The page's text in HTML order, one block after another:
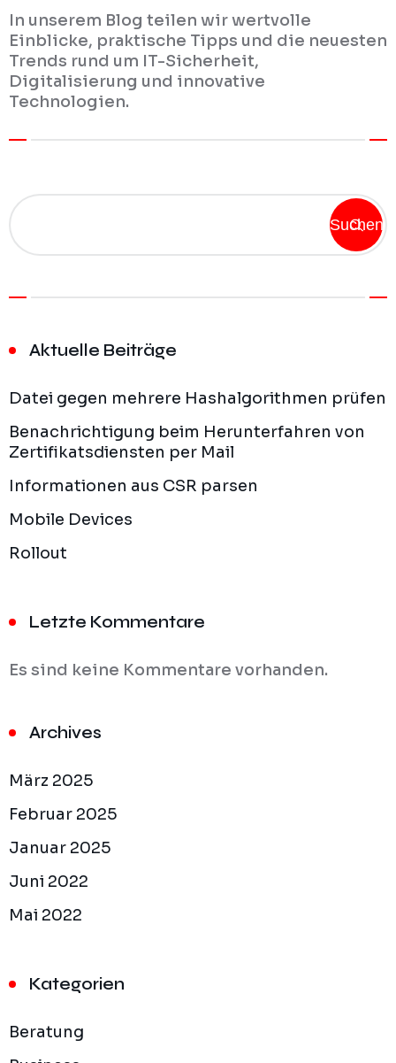
In unserem Blog teilen wir wertvolle
Einblicke, praktische Tipps und die neuesten
Trends rund um IT-Sicherheit,
Digitalisierung und innovative
Technologien.
Suchen
Aktuelle Beiträge
Datei gegen mehrere Hashalgorithmen prüfen
Benachrichtigung beim Herunterfahren von
Zertifikatsdiensten per Mail
Informationen aus CSR parsen
Mobile Devices
Rollout
Letzte Kommentare
Es sind keine Kommentare vorhanden.
Archives
März 2025
Februar 2025
Januar 2025
Juni 2022
Mai 2022
Kategorien
Beratung